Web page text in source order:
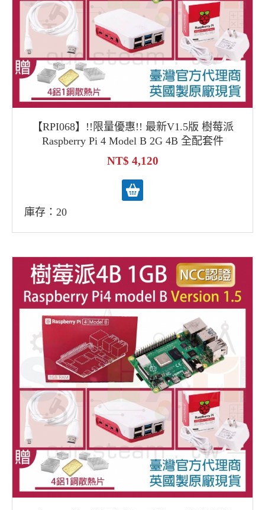
【RPI068】!!限量優惠!! 最新V1.5版 樹莓派
Raspberry Pi 4 Model B 2G 4B 全配套件
4,120
庫存：20